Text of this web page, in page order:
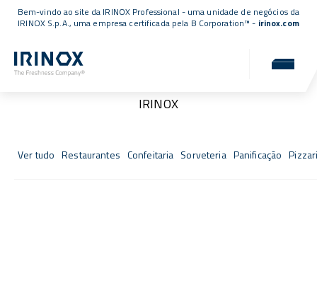
Bem-vindo ao site da IRINOX Professional - uma unidade de negócios da
IRINOX S.p.A., uma empresa certificada pela B Corporation™ - irinox.com
IRINOX
Ver tudo Restaurantes Confeitaria Sorveteria Panificação